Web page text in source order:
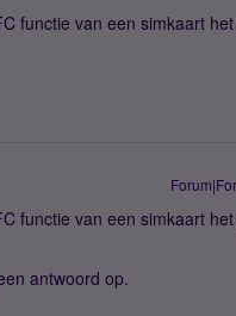
functie van een simkaart
functie van een simkaart
antwoord op.